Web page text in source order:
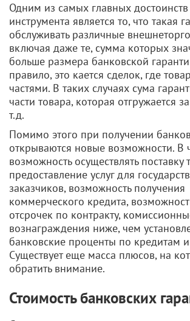
Одним из самых главных
инструмента является то, что такая
обслуживать различные
включая даже те, сумма которых
больше размера банковской
правило, это кается сделок, где
частями. В таких случаях сума
части товара, которая отгружается
т.д.
Помимо этого при получении
открываются новые возможности. В
возможность осуществлять поставку
предоставление услуг для
заказчиков, возможность получения
коммерческого кредита,
отсрочек по контракту,
вознаграждения ниже, чем
банковские проценты по кредитам и
Существует еще масса плюсов, на
обратить внимание.
Стоимость банковских